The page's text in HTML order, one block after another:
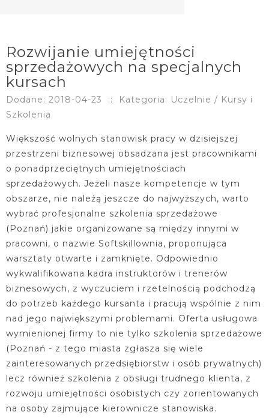
Rozwijanie umiejętności
sprzedażowych na specjalnych
kursach
Dodane: 2018-04-23 ::
Kategoria: Uczelnie / Kursy i
Szkolenia
Większość wolnych stanowisk pracy w dzisiejszej
przestrzeni biznesowej obsadzana jest pracownikami
o ponadprzeciętnych umiejętnościach
sprzedażowych. Jeżeli nasze kompetencje w tym
obszarze, nie należą jeszcze do najwyższych, warto
wybrać profesjonalne szkolenia sprzedażowe
(Poznań) jakie organizowane są między innymi w
pracowni, o nazwie Softskillownia, proponująca
warsztaty otwarte i zamknięte. Odpowiednio
wykwalifikowana kadra instruktorów i trenerów
biznesowych, z wyczuciem i rzetelnością podchodzą
do potrzeb każdego kursanta i pracują wspólnie z nim
nad jego największymi problemami. Oferta usługowa
wymienionej firmy to nie tylko szkolenia sprzedażowe
(Poznań - z tego miasta zgłasza się wiele
zainteresowanych przedsiębiorstw i osób prywatnych)
lecz również szkolenia z obsługi trudnego klienta, z
rozwoju umiejętności osobistych czy zorientowanych
na osoby zajmujące kierownicze stanowiska.